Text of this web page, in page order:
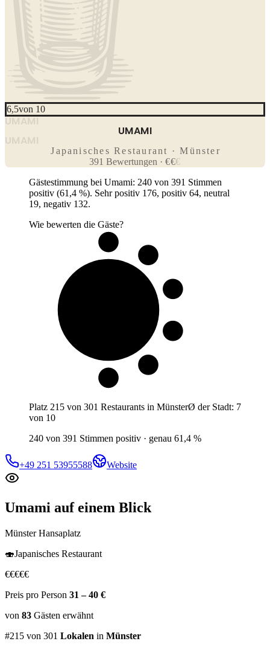
6,5von 10
UMAMI
UMAMI
Japanisches Restaurant · Münster
391 Bewertungen ·€€€
Gästestimmung bei Umami: 240 von 391 Stimmen
positiv (61,4 %). Sehr positiv 176, positiv 64, neutral
19, negativ 132.
Wie bewerten die Gäste?
Platz 215 von 301 Restaurants in MünsterØ der Stadt: 7
von 10
240 von 391 Stimmen positiv · genau 61,4 %
+49 251 53955588 Website
Umami auf einem Blick
Münster Hansaplatz
🍣Japanisches Restaurant
€€€€€
Preis pro Person 31 – 40 €
von 83 Gästen erwähnt
#215 von 301 Lokalen in Münster